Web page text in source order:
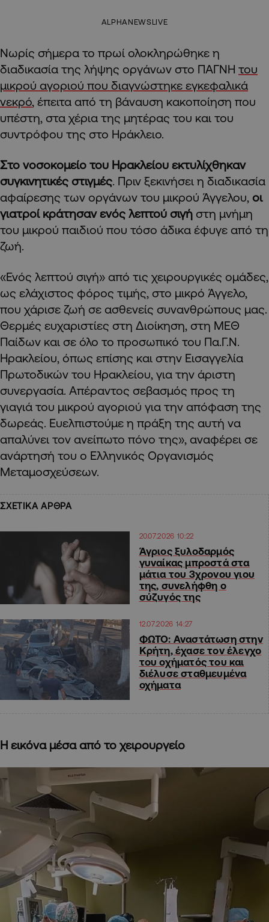
ALPHANEWSLIVE
Νωρίς σήμερα το πρωί ολοκληρώθηκε η
διαδικασία της λήψης οργάνων στο ΠΑΓΝΗ του
μικρού αγοριού που διαγνώστηκε εγκεφαλικά
νεκρό, έπειτα από τη βάναυση κακοποίηση που
υπέστη, στα χέρια της μητέρας του και του
συντρόφου της στο Ηράκλειο.
Στο νοσοκομείο του Ηρακλείου εκτυλίχθηκαν
συγκινητικές στιγμές. Πριν ξεκινήσει η διαδικασία
αφαίρεσης των οργάνων του μικρού Άγγελου, οι
γιατροί κράτησαν ενός λεπτού σιγή στη μνήμη
του μικρού παιδιού που τόσο άδικα έφυγε από τη
ζωή.
«Ενός λεπτού σιγή» από τις χειρουργικές ομάδες,
ως ελάχιστος φόρος τιμής, στο μικρό Άγγελο,
που χάρισε ζωή σε ασθενείς συνανθρώπους μας.
Θερμές ευχαριστίες στη Διοίκηση, στη ΜΕΘ
Παίδων και σε όλο το προσωπικό του Πα.Γ.Ν.
Ηρακλείου, όπως επίσης και στην Εισαγγελία
Πρωτοδικών του Ηρακλείου, για την άριστη
συνεργασία. Απέραντος σεβασμός προς τη
γιαγιά του μικρού αγοριού για την απόφαση της
δωρεάς. Ευελπιστούμε η πράξη της αυτή να
απαλύνει τον ανείπωτο πόνο της», αναφέρει σε
ανάρτησή του ο Ελληνικός Οργανισμός
Μεταμοσχεύσεων.
ΣΧΕΤΙΚΑ ΑΡΘΡΑ
20.07.2026 10:22
Άγριος ξυλοδαρμός
γυναίκας μπροστά στα
μάτια του 3χρονου γιου
της, συνελήφθη ο
σύζυγός της
12.07.2026 14:27
ΦΩΤΟ: Αναστάτωση στην
Κρήτη, έχασε τον έλεγχο
του οχήματός του και
διέλυσε σταθμευμένα
οχήματα
Η εικόνα μέσα από το χειρουργείο